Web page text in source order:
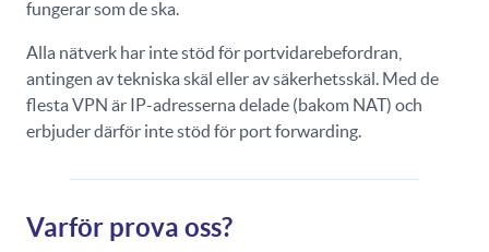
fungerar som de ska.
Alla nätverk har inte stöd för portvidarebefordran,
antingen av tekniska skäl eller av säkerhetsskäl. Med de
flesta VPN är IP-adresserna delade (bakom NAT) och
erbjuder därför inte stöd för port forwarding.
Varför prova oss?